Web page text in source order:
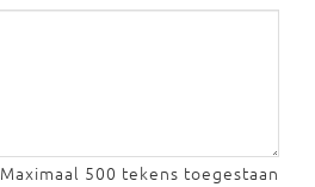
Maximaal 500 tekens toegestaan